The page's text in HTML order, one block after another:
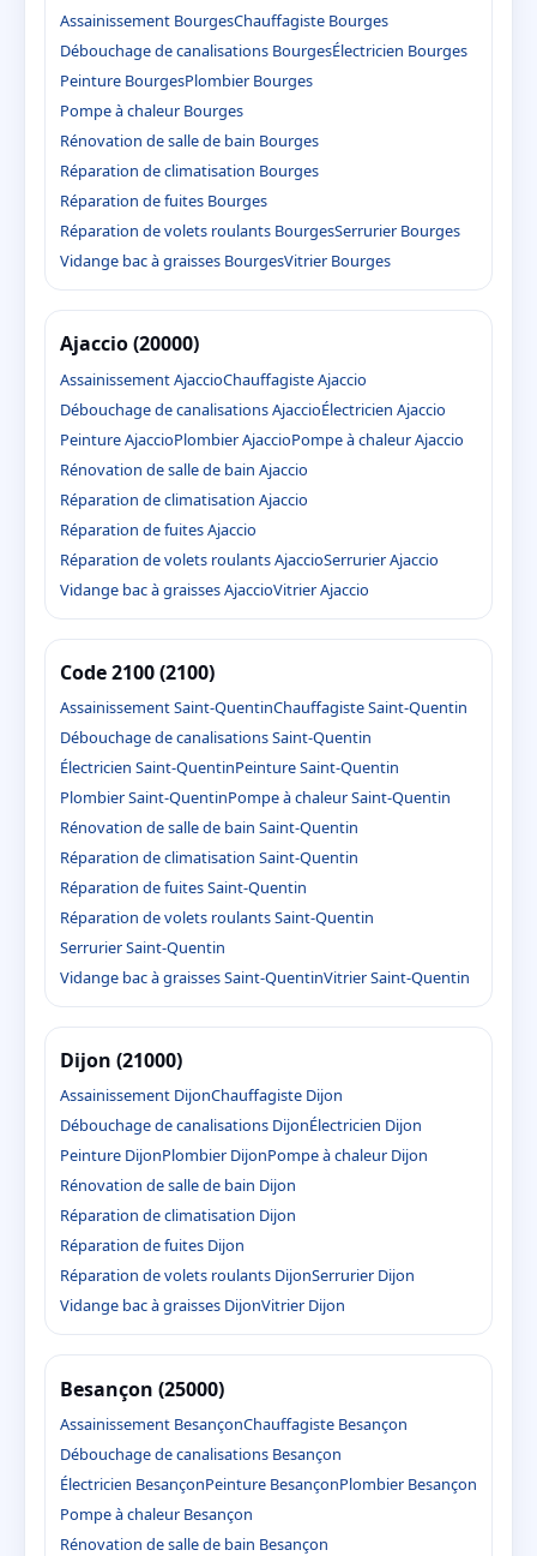
Assainissement BourgesChauffagiste Bourges
Débouchage de canalisations BourgesÉlectricien Bourges
Peinture BourgesPlombier Bourges
Pompe à chaleur Bourges
Rénovation de salle de bain Bourges
Réparation de climatisation Bourges
Réparation de fuites Bourges
Réparation de volets roulants BourgesSerrurier Bourges
Vidange bac à graisses BourgesVitrier Bourges
Ajaccio (20000)
Assainissement AjaccioChauffagiste Ajaccio
Débouchage de canalisations AjaccioÉlectricien Ajaccio
Peinture AjaccioPlombier AjaccioPompe à chaleur Ajaccio
Rénovation de salle de bain Ajaccio
Réparation de climatisation Ajaccio
Réparation de fuites Ajaccio
Réparation de volets roulants AjaccioSerrurier Ajaccio
Vidange bac à graisses AjaccioVitrier Ajaccio
Code 2100 (2100)
Assainissement Saint-QuentinChauffagiste Saint-Quentin
Débouchage de canalisations Saint-Quentin
Électricien Saint-QuentinPeinture Saint-Quentin
Plombier Saint-QuentinPompe à chaleur Saint-Quentin
Rénovation de salle de bain Saint-Quentin
Réparation de climatisation Saint-Quentin
Réparation de fuites Saint-Quentin
Réparation de volets roulants Saint-Quentin
Serrurier Saint-Quentin
Vidange bac à graisses Saint-QuentinVitrier Saint-Quentin
Dijon (21000)
Assainissement DijonChauffagiste Dijon
Débouchage de canalisations DijonÉlectricien Dijon
Peinture DijonPlombier DijonPompe à chaleur Dijon
Rénovation de salle de bain Dijon
Réparation de climatisation Dijon
Réparation de fuites Dijon
Réparation de volets roulants DijonSerrurier Dijon
Vidange bac à graisses DijonVitrier Dijon
Besançon (25000)
Assainissement BesançonChauffagiste Besançon
Débouchage de canalisations Besançon
Électricien BesançonPeinture BesançonPlombier Besançon
Pompe à chaleur Besançon
Rénovation de salle de bain Besançon